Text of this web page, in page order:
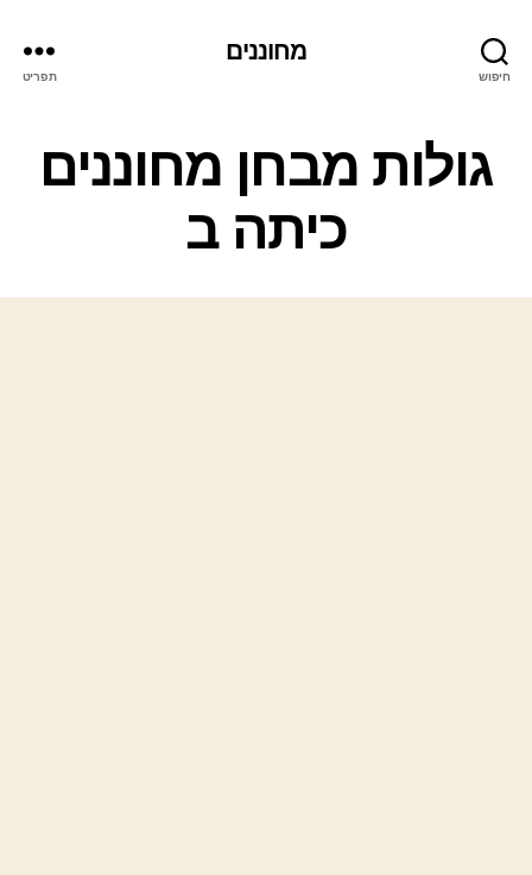
חיפוש
מחוננים
תפריט
קטגוריות
גולות מבחן מחוננים
כיתה ב